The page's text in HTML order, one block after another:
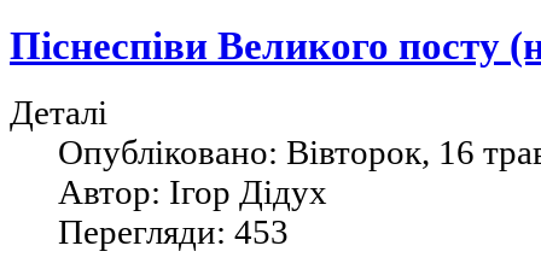
Піснеспіви Великого посту
Деталі
Опубліковано: Вівторок, 16
Автор: Ігор Дідух
Перегляди: 453